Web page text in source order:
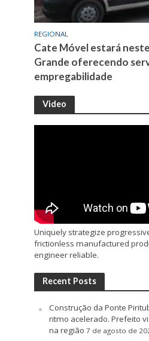
REGIONAL
Cate Móvel estará
Grande oferecendo
empregabilidade
Video
Uniquely strategize
frictionless manufactured
engineer reliable.
Recent Posts
Construção da Ponte
ritmo acelerado. Prefeito
na região 7 de agosto de